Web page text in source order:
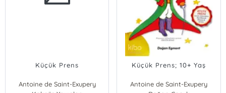
Küçük Prens
Antoine de Saint-Exupery
Küçük Prens; 10+ Yaş
Antoine de Saint-Exupery